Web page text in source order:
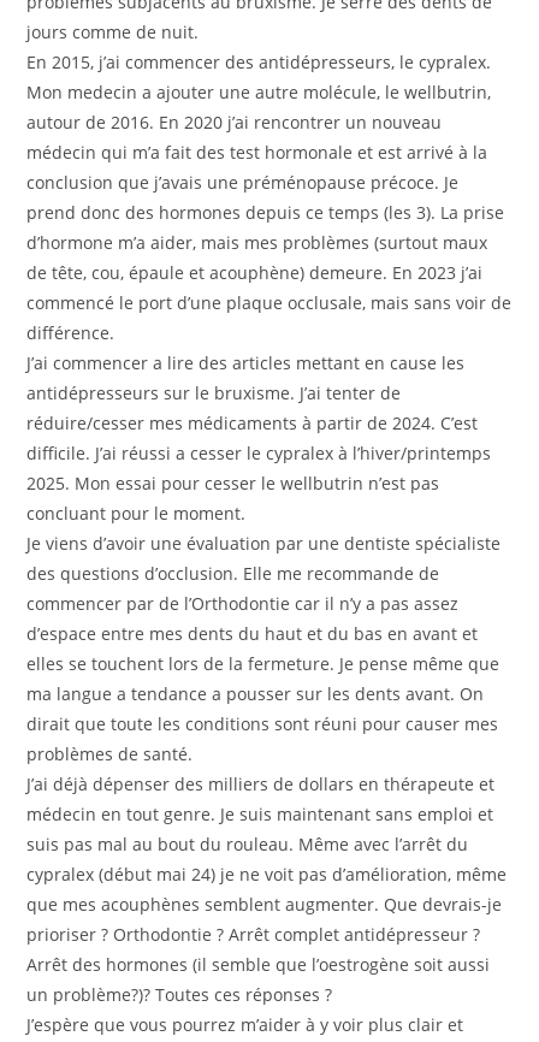
jours comme de nuit.
En 2015, j’ai commencer des antidépresseurs, le cypralex.
Mon medecin a ajouter une autre molécule, le wellbutrin,
autour de 2016. En 2020 j’ai rencontrer un nouveau
médecin qui m’a fait des test hormonale et est arrivé à la
conclusion que j’avais une préménopause précoce. Je
prend donc des hormones depuis ce temps (les 3). La prise
d’hormone m’a aider, mais mes problèmes (surtout maux
de tête, cou, épaule et acouphène) demeure. En 2023 j’ai
commencé le port d’une plaque occlusale, mais sans voir de
différence.
J’ai commencer a lire des articles mettant en cause les
antidépresseurs sur le bruxisme. J’ai tenter de
réduire/cesser mes médicaments à partir de 2024. C’est
difficile. J’ai réussi a cesser le cypralex à l’hiver/printemps
2025. Mon essai pour cesser le wellbutrin n’est pas
concluant pour le moment.
Je viens d’avoir une évaluation par une dentiste spécialiste
des questions d’occlusion. Elle me recommande de
commencer par de l’Orthodontie car il n’y a pas assez
d’espace entre mes dents du haut et du bas en avant et
elles se touchent lors de la fermeture. Je pense même que
ma langue a tendance a pousser sur les dents avant. On
dirait que toute les conditions sont réuni pour causer mes
problèmes de santé.
J’ai déjà dépenser des milliers de dollars en thérapeute et
médecin en tout genre. Je suis maintenant sans emploi et
suis pas mal au bout du rouleau. Même avec l’arrêt du
cypralex (début mai 24) je ne voit pas d’amélioration, même
que mes acouphènes semblent augmenter. Que devrais-je
prioriser ? Orthodontie ? Arrêt complet antidépresseur ?
Arrêt des hormones (il semble que l’oestrogène soit aussi
un problème?)? Toutes ces réponses ?
J’espère que vous pourrez m’aider à y voir plus clair et